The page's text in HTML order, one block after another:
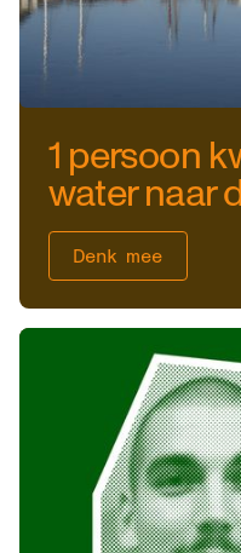
1 persoon
water naar
Denk mee